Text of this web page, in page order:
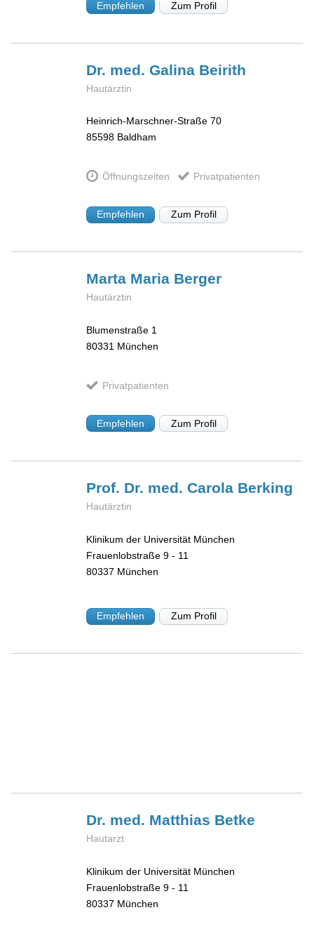
Empfehlen Zum Profil
Dr. med. Galina Beirith
Hautärztin
Heinrich-Marschner-Straße 70
85598 Baldham
Öffnungszeiten Privatpatienten
Empfehlen Zum Profil
Marta Maria Berger
Hautärztin
Blumenstraße 1
80331 München
Privatpatienten
Empfehlen Zum Profil
Prof. Dr. med. Carola Berking
Hautärztin
Klinikum der Universität München
Frauenlobstraße 9 - 11
80337 München
Empfehlen Zum Profil
Dr. med. Matthias Betke
Hautarzt
Klinikum der Universität München
Frauenlobstraße 9 - 11
80337 München